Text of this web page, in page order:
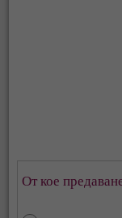
От кое